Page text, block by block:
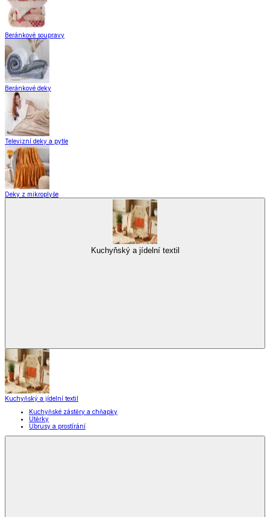
Beránkové soupravy
Beránkové deky
Televizní deky a pytle
Deky z mikroplyše
Kuchyňský a jídelní textil
Kuchyňský a jídelní textil
Kuchyňské zástěry a chňapky
Utěrky
Ubrusy a prostírání